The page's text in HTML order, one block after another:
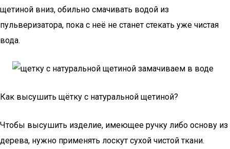
щетиной вниз, обильно смачивать водой из
пульверизатора, пока с неё не станет стекать уже чистая
вода.
Как высушить щётку с натуральной щетиной?
Чтобы высушить изделие, имеющее ручку либо основу из
дерева, нужно применять лоскут сухой чистой ткани.